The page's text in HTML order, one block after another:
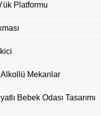
Platformu
Alkollü Mekanlar
Bebek Odası Tasarımı